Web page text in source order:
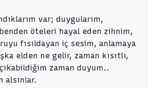
var; duygularım,
öteleri hayal eden zihnim,
fısıldayan iç sesim, anlamaya
elden ne gelir, zaman kısıtlı,
zaman duyum..
alsınlar.